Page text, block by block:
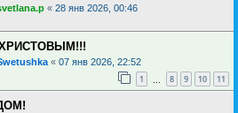
« 28 янв 2026, 00:46
« 07 янв 2026, 22:52
1 8 9 10 11